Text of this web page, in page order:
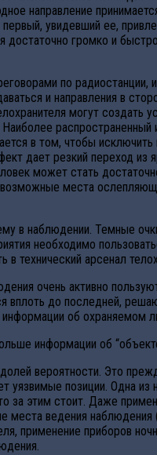
направление
увидевший ее,
громко и
по
и направления в
могут создать
в том, чтобы
дает резкий переход
может стать
места
в наблюдении. Темные
необходимо
технический арсенал
очень активно
до последней,
об охраняемом
информации об
вероятности. Это
позиции. Одна из
этим стоит. Даже
ведения наблюдения
применение приборов